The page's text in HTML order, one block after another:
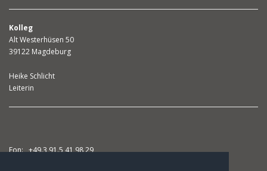
Kolleg
Alt Westerhüsen 50
39122 Magdeburg
Heike Schlicht
Leiterin
Fon: +49.3 91.5 41 98 29